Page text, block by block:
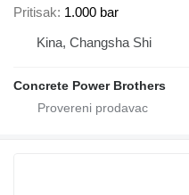
Pritisak 1.000 bar
Kina, Changsha Shi
Concrete Power Brothers